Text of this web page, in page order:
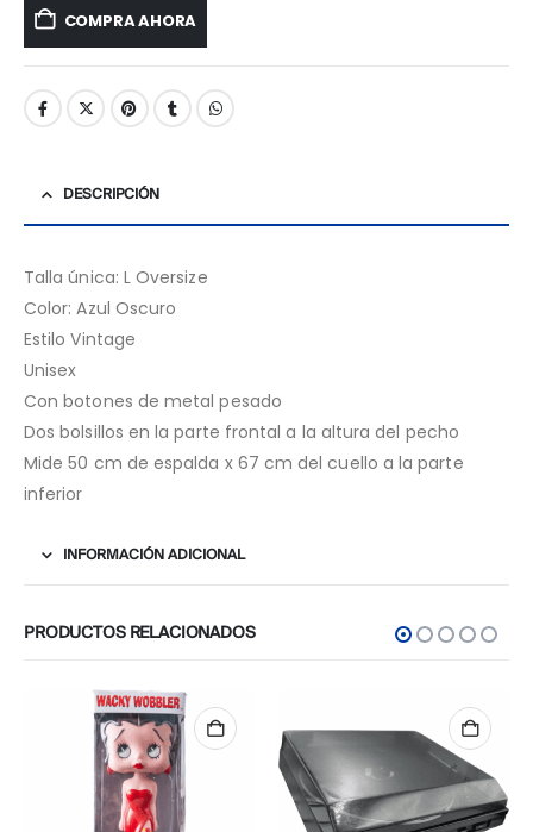
COMPRA AHORA
DESCRIPCIÓN
Talla única: L Oversize
Color: Azul Oscuro
Estilo Vintage
Unisex
Con botones de metal pesado
Dos bolsillos en la parte frontal a la altura del pecho
Mide 50 cm de espalda x 67 cm del cuello a la parte
inferior
INFORMACIÓN ADICIONAL
PRODUCTOS RELACIONADOS